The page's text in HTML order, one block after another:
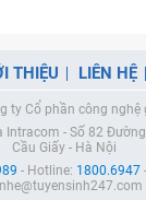
THIỆU LIÊN HỆ
ty Cổ phần công
Intracom - Số 82
Cầu Giấy - Hà Nội
- Hotline: 1800.6947